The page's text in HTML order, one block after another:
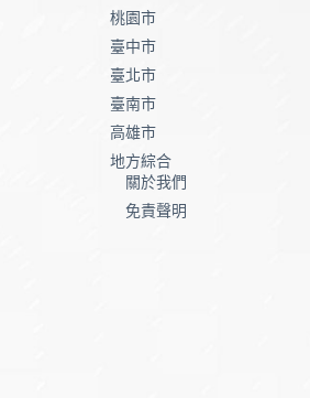
桃園市
臺中市
臺北市
臺南市
高雄市
地方綜合
關於我們
免責聲明